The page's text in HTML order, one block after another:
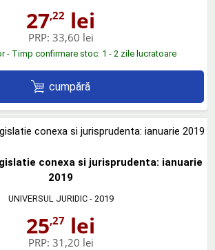
27,22 lei
PRP: 33,60 lei
- Timp confirmare stoc: 1 - 2 zile lucratoare
cumpără
conexa si jurisprudenta: ianuarie
2019
UNIVERSUL JURIDIC- 2019
25,27 lei
PRP: 31,20 lei